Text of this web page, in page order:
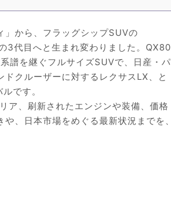
」から、フラッグシップSUVの
3代目へと生まれ変わりました。QX80
譜を継ぐフルサイズSUVで、日産・パ
クルーザーに対するレクサスLX、と
です。
ア、刷新されたエンジンや装備、価格
、日本市場をめぐる最新状況までを、